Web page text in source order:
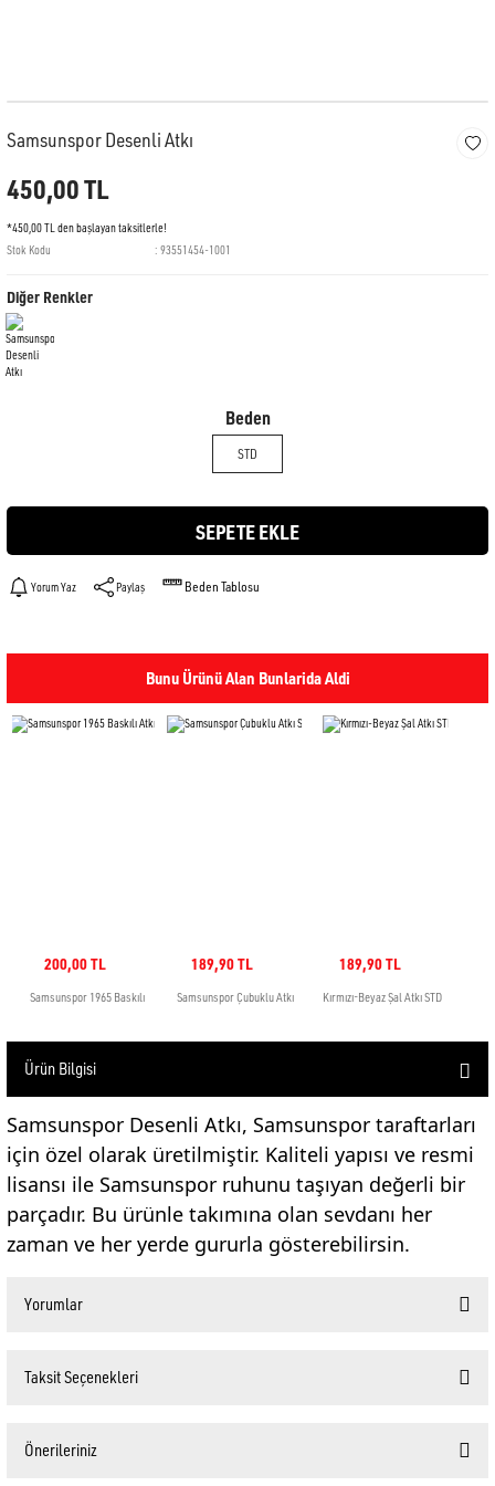
Samsunspor Desenli Atkı
450,00 TL
*450,00 TL den başlayan taksitlerle!
Stok Kodu
93551454-1001
Diğer Renkler
Beden
STD
SEPETE EKLE
Yorum Yaz Paylaş Beden Tablosu
Ürün Bilgisi
Samsunspor Desenli Atkı, Samsunspor taraftarları
için özel olarak üretilmiştir. Kaliteli yapısı ve resmi
lisansı ile Samsunspor ruhunu taşıyan değerli bir
parçadır. Bu ürünle takımına olan sevdanı her
zaman ve her yerde gururla gösterebilirsin.
Yorumlar
Taksit Seçenekleri
Önerileriniz